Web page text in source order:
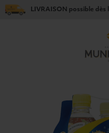
LIVRAISON possible dès